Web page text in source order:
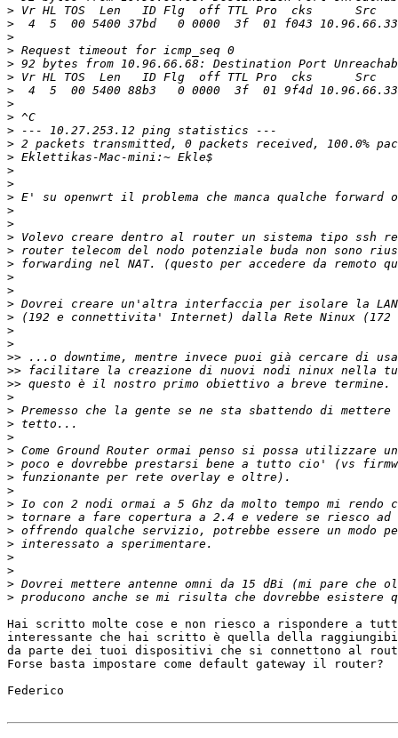
>
>
>
>
>
>
>
>
>
>
>
>
>
>
>
>
>
>
>
>
>
>
>
>
>
>
>>
>>
>>
>
>
>
>
>
>
>
>
>
>
>
>
>
>
>
>
Hai scritto molte cose e non riesco a rispondere a
interessante che hai scritto è quella della
da parte dei tuoi dispositivi che si connettono al
Forse basta impostare come default gateway il router?
Federico